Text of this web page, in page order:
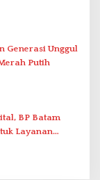
Generasi Unggul
Putih
BP Batam
Layanan